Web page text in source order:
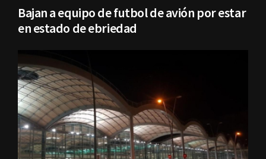
Bajan a equipo de futbol de avión por estar
en estado de ebriedad